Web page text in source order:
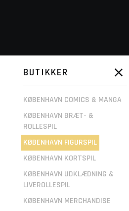
BUTIKKER
KØBENHAVN COMICS & MANGA
KØBENHAVN BRÆT- &
ROLLESPIL
KØBENHAVN FIGURSPIL
KØBENHAVN KORTSPIL
KØBENHAVN UDKLÆDNING &
LIVEROLLESPIL
KØBENHAVN MERCHANDISE